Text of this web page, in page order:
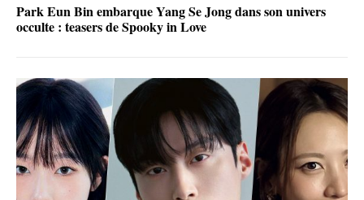
Park Eun Bin embarque Yang Se Jong dans son univers
occulte : teasers de Spooky in Love